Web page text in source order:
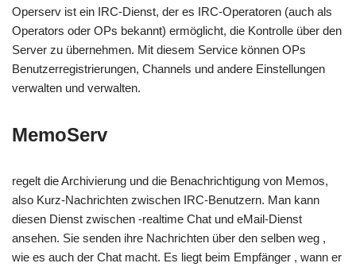
Operserv ist ein IRC-Dienst, der es IRC-Operatoren (auch als
Operators oder OPs bekannt) ermöglicht, die Kontrolle über den
Server zu übernehmen. Mit diesem Service können OPs
Benutzerregistrierungen, Channels und andere Einstellungen
verwalten und verwalten.
MemoServ
regelt die Archivierung und die Benachrichtigung von Memos,
also Kurz-Nachrichten zwischen IRC-Benutzern. Man kann
diesen Dienst zwischen -realtime Chat und eMail-Dienst
ansehen. Sie senden ihre Nachrichten über den selben weg ,
wie es auch der Chat macht. Es liegt beim Empfänger , wann er